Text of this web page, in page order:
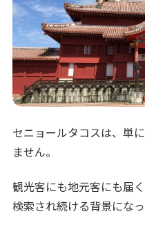
セニョールタコスは、単
ません。
観光客にも地元客にも届
検索され続ける背景になっ